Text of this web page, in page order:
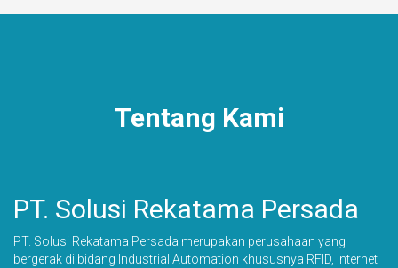
Tentang Kami
PT. Solusi Rekatama Persada
PT. Solusi Rekatama Persada merupakan perusahaan yang
bergerak di bidang Industrial Automation khususnya RFID, Internet